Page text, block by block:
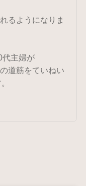
るようになりま
代主婦が
道筋をていねい